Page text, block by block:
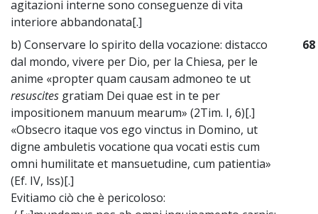
agitazioni interne sono conseguenze di vita
interiore abbandonata[.]
b) Conservare lo spirito della vocazione: distacco
dal mondo, vivere per Dio, per la Chiesa, per le
anime «propter quam causam admoneo te ut
resuscites gratiam Dei quae est in te per
impositionem manuum mearum» (2Tim. I, 6)[.]
«Obsecro itaque vos ego vinctus in Domino, ut
digne ambuletis vocatione qua vocati estis cum
omni humilitate et mansuetudine, cum patientia»
(Ef. IV, lss)[.]
Evitiamo ciò che è pericoloso:
68